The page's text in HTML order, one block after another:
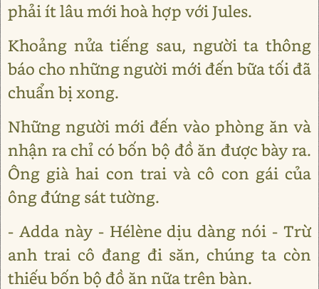
phải ít lâu mới hoà hợp với Jules.
Khoảng nửa tiếng sau, người ta thông
báo cho những người mới đến bữa tối đã
chuẩn bị xong.
Những người mới đến vào phòng ăn và
nhận ra chỉ có bốn bộ đồ ăn được bày ra.
Ông già hai con trai và cô con gái của
ông đứng sát tường.
- Adda này - Hélène dịu dàng nói - Trừ
anh trai cô đang đi săn, chúng ta còn
thiếu bốn bộ đồ ăn nữa trên bàn.